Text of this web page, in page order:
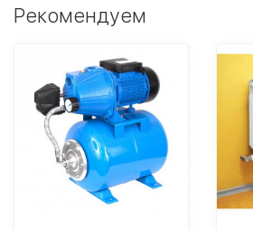
Рекомендуем